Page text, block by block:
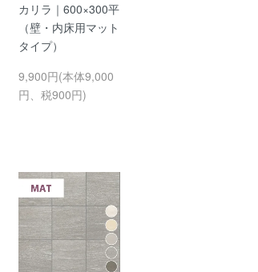
カリラ｜600×300平
（壁・内床用マット
タイプ）
9,900円(本体9,000
円、税900円)